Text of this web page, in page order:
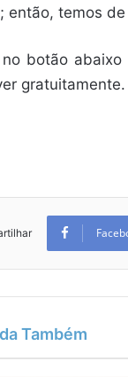
então, temos de
no botão
gratuitamente.
Também